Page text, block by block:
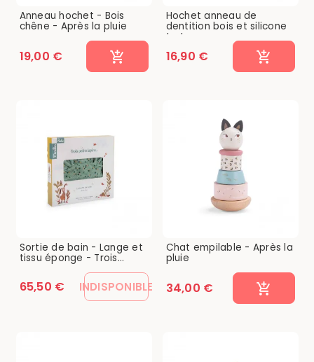
Anneau hochet - Bois
chêne - Après la pluie
19,00 €
Hochet anneau de
dentition bois et silicone
tortue
16,90 €
Sortie de bain - Lange et
tissu éponge - Trois...
65,50 € INDISPONIBLE
Chat empilable - Après la
pluie
34,00 €